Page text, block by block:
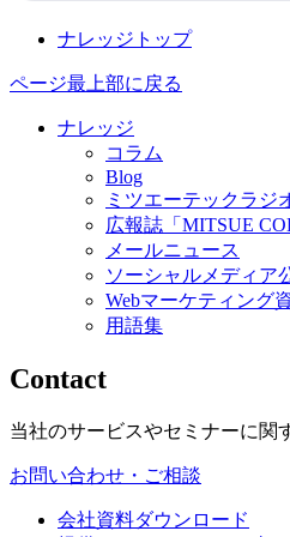
ナレッジトップ
ページ最上部に戻る
ナレッジ
コラム
Blog
ミツエーテックラジ
広報誌「MITSUE
メールニュース
ソーシャルメディア
Webマーケティング
用語集
Contact
当社のサービスやセミナーに関
お問い合わせ・ご相談
会社資料ダウンロード